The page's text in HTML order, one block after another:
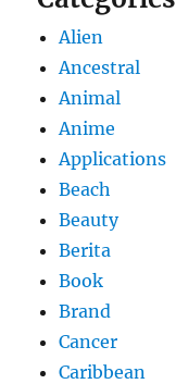
Alien
Ancestral
Animal
Anime
Applications
Beach
Beauty
Berita
Book
Brand
Cancer
Caribbean